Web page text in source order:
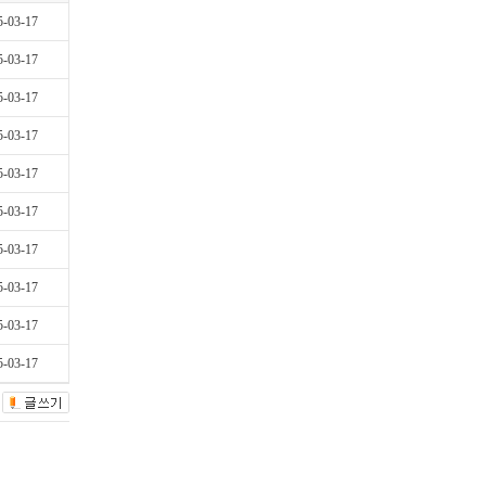
03-17
03-17
03-17
03-17
03-17
03-17
03-17
03-17
03-17
03-17